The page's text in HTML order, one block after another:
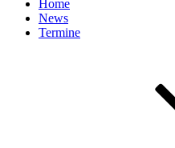
Home
News
Termine